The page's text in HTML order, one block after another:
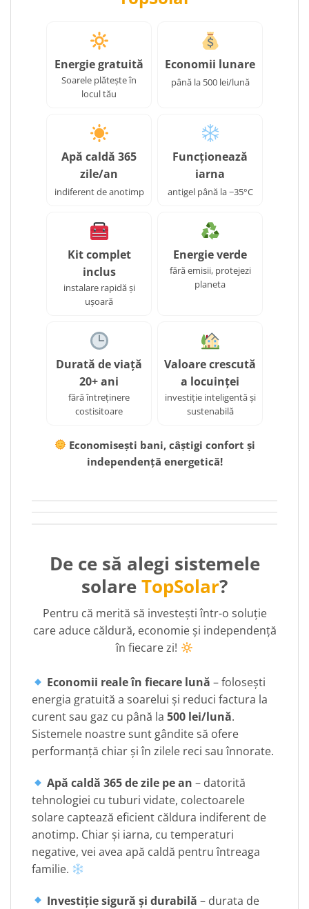
Energie gratuită
Soarele plătește în
locul tău
Economii lunare
până la 500 lei/lună
Apă caldă 365
zile/an
indiferent de anotimp
Funcționează
iarna
antigel până la −35°C
Kit complet
inclus
instalare rapidă și
ușoară
Energie verde
fără emisii, protejezi
planeta
Durată de viață
20+ ani
fără întreținere
costisitoare
Valoare crescută
a locuinței
investiție inteligentă și
sustenabilă
Economisești bani, câștigi confort și
independență energetică!
De ce să alegi sistemele
solareTopSolar?
Pentru că merită să investești într-o soluție
care aduce căldură, economie și independență
în fiecare zi!
Economii reale în fiecare lună – folosești
energia gratuită a soarelui și reduci factura la
curent sau gaz cu până la 500 lei/lună.
Sistemele noastre sunt gândite să ofere
performanță chiar și în zilele reci sau înnorate.
Apă caldă 365 de zile pe an – datorită
tehnologiei cu tuburi vidate, colectoarele
solare captează eficient căldura indiferent de
anotimp. Chiar și iarna, cu temperaturi
negative, vei avea apă caldă pentru întreaga
familie.
Investiție sigură și durabilă – durata de